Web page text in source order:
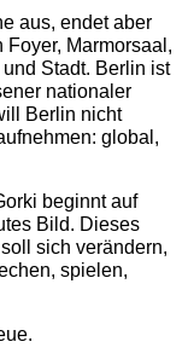
aus, endet aber
Foyer, Marmorsaal,
Stadt. Berlin ist
nationaler
Berlin nicht
global,
beginnt auf
Bild. Dieses
sich verändern,
spielen,